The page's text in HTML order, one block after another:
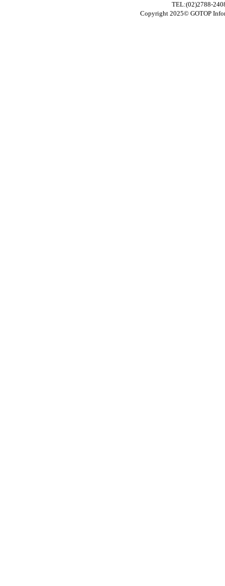
TEL:(02)2788-
Copyright 2025© GOTOP